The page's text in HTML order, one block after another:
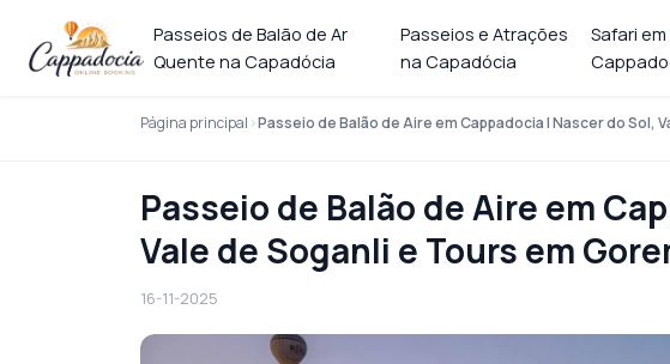
Passeios de Balão de Ar
Quente na Capadócia
Passeios e Atrações
na Capadócia
Safari em
Página principal Passeio de Balão de Aire em Cappadocia | Nascer do Sol,
Passeio de Balão de Aire em
Vale de Soganli e Tours em
16-11-2025